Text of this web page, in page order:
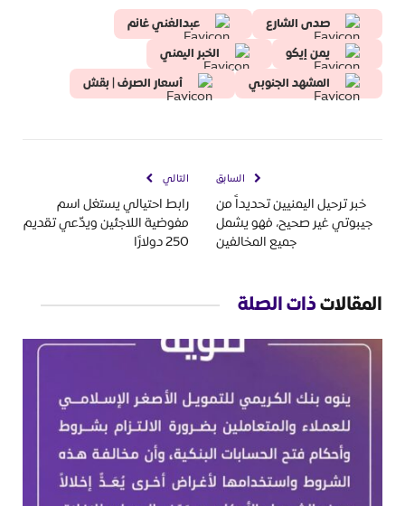
صدى الشارع
عبدالغني غانم
يمن إيكو
الخبر اليمني
المشهد الجنوبي
أسعار الصرف | بقش
السابق
خبر ترحيل اليمنيين تحديداً من
جيبوتي غير صحيح، فهو يشمل
جميع المخالفين
التالي
رابط احتيالي يستغل اسم
مفوضية اللاجئين ويدّعي تقديم
250 دولارًا
المقالاتذات الصلة